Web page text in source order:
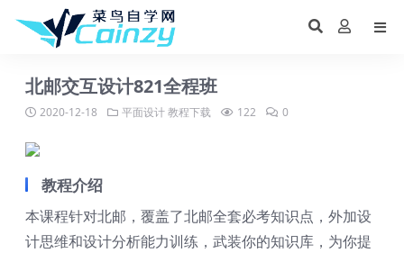
北邮交互设计821全程班
2020-12-18 平面设计教程下载 122 0
教程介绍
本课程针对北邮，覆盖了北邮全套必考知识点，外加设
计思维和设计分析能力训练，武装你的知识库，为你提